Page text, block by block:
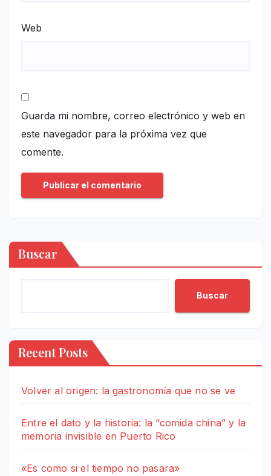
Web
Guarda mi nombre, correo electrónico y web en
este navegador para la próxima vez que
comente.
Buscar
Buscar
Recent Posts
Volver al origen: la gastronomía que no se ve
Entre el dato y la historia: la “comida china” y la
memoria invisible en Puerto Rico
«Es como si el tiempo no pasara»